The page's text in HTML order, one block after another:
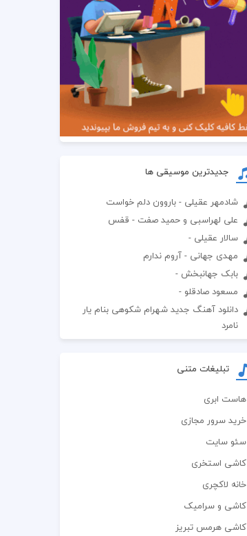
جدیدترین موسیقی ها
شادمهر عقیلی - باروون دلم خواست
علی لهراسبی و حمید صفت - قفس
سالار عقیلی -
مهدی جهانی - آروم ندارم
بابک جهانبخش -
مسعود صادقلو -
دانلود آهنگ جدید شهرام شکوهی بنام یار
نامرد
تبلیغات متنی
هاست ابری
خرید سرور مجازی
سئو سایت
کاشی استخری
خانه لاکچری
کاشی و سرامیک
کاشی هرمس تبریز